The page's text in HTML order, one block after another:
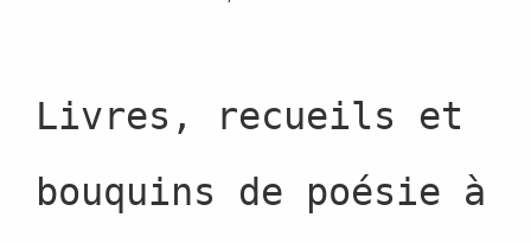
Livres, recueils et
bouquins de poésie à